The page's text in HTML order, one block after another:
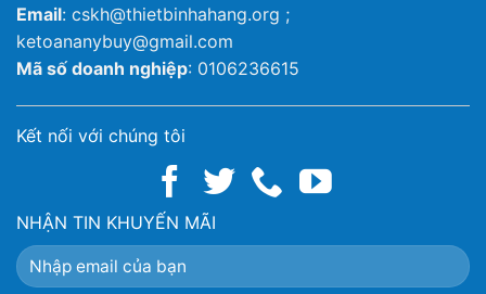
Email: cskh@thietbinhahang.org ;
ketoananybuy@gmail.com
Mã số doanh nghiệp: 0106236615
Kết nối với chúng tôi
NHẬN TIN KHUYẾN MÃI